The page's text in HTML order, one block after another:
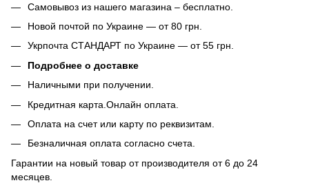
Самовывоз из нашего магазина – бесплатно.
Новой почтой по Украине — от 80 грн.
Укрпочта СТАНДАРТ по Украине — от 55 грн.
Подробнее о доставке
Наличными при получении.
Кредитная карта.Онлайн оплата.
Оплата на счет или карту по реквизитам.
Безналичная оплата согласно счета.
Гарантии на новый товар от производителя от 6 до 24
месяцев.